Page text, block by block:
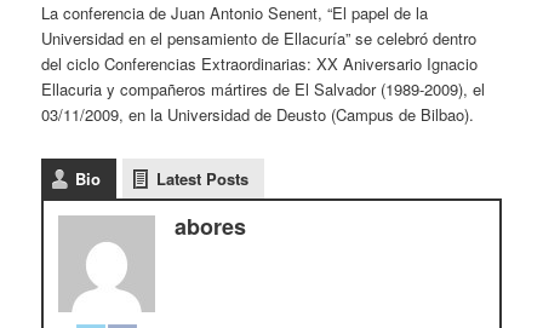
La conferencia de Juan Antonio Senent, “El papel de la
Universidad en el pensamiento de Ellacuría” se celebró dentro
del ciclo Conferencias Extraordinarias: XX Aniversario Ignacio
Ellacuria y compañeros mártires de El Salvador (1989-2009), el
03/11/2009, en la Universidad de Deusto (Campus de Bilbao).
Bio Latest Posts
abores